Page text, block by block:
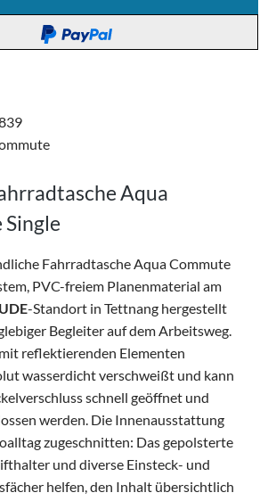
Aqua
Fahrradtasche Aqua Commute
PVC-freiem Planenmaterial am
-Standort in Tettnang hergestellt
Begleiter auf dem Arbeitsweg.
reflektierenden Elementen
wasserdicht verschweißt und kann
schnell geöffnet und
werden. Die Innenausstattung
zugeschnitten: Das gepolsterte
und diverse Einsteck- und
helfen, den Inhalt übersichtlich